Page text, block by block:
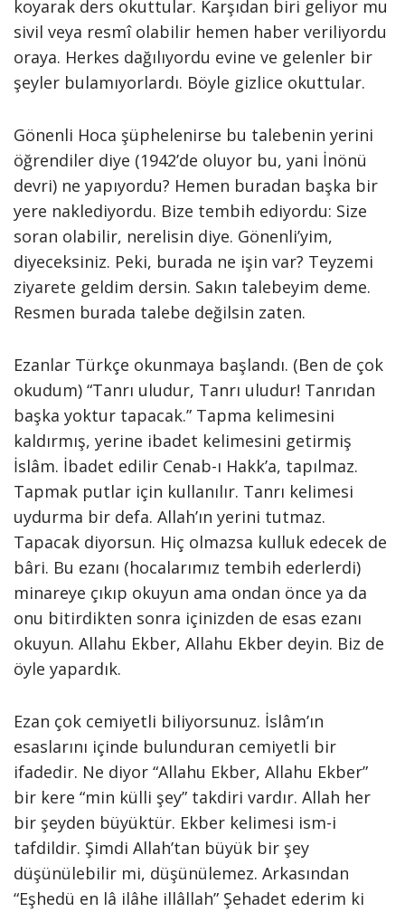
koyarak ders okuttular. Karşıdan biri geliyor mu
sivil veya resmî olabilir hemen haber veriliyordu
oraya. Herkes dağılıyordu evine ve gelenler bir
şeyler bulamıyorlardı. Böyle gizlice okuttular.
Gönenli Hoca şüphelenirse bu talebenin yerini
öğrendiler diye (1942’de oluyor bu, yani İnönü
devri) ne yapıyordu? Hemen buradan başka bir
yere naklediyordu. Bize tembih ediyordu: Size
soran olabilir, nerelisin diye. Gönenli’yim,
diyeceksiniz. Peki, burada ne işin var? Teyzemi
ziyarete geldim dersin. Sakın talebeyim deme.
Resmen burada talebe değilsin zaten.
Ezanlar Türkçe okunmaya başlandı. (Ben de çok
okudum) “Tanrı uludur, Tanrı uludur! Tanrıdan
başka yoktur tapacak.” Tapma kelimesini
kaldırmış, yerine ibadet kelimesini getirmiş
İslâm. İbadet edilir Cenab-ı Hakk’a, tapılmaz.
Tapmak putlar için kullanılır. Tanrı kelimesi
uydurma bir defa. Allah’ın yerini tutmaz.
Tapacak diyorsun. Hiç olmazsa kulluk edecek de
bâri. Bu ezanı (hocalarımız tembih ederlerdi)
minareye çıkıp okuyun ama ondan önce ya da
onu bitirdikten sonra içinizden de esas ezanı
okuyun. Allahu Ekber, Allahu Ekber deyin. Biz de
öyle yapardık.
Ezan çok cemiyetli biliyorsunuz. İslâm’ın
esaslarını içinde bulunduran cemiyetli bir
ifadedir. Ne diyor “Allahu Ekber, Allahu Ekber”
bir kere “min külli şey” takdiri vardır. Allah her
bir şeyden büyüktür. Ekber kelimesi ism-i
tafdildir. Şimdi Allah’tan büyük bir şey
düşünülebilir mi, düşünülemez. Arkasından
“Eşhedü en lâ ilâhe illâllah” Şehadet ederim ki